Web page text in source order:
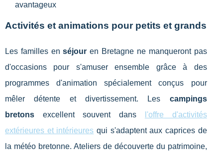
avantageux
Activités et animations pour petits et grands
Les familles enséjour en Bretagne ne manqueront pas
d'occasions pour s'amuser ensemble grâce à des
programmes d'animation spécialement conçus pour
mêler détente et divertissement. Les campings
bretons excellent souvent dans
l'offre d'activités
extérieures et intérieures qui s'adaptent aux caprices de
la météo bretonne. Ateliers de découverte du patrimoine,